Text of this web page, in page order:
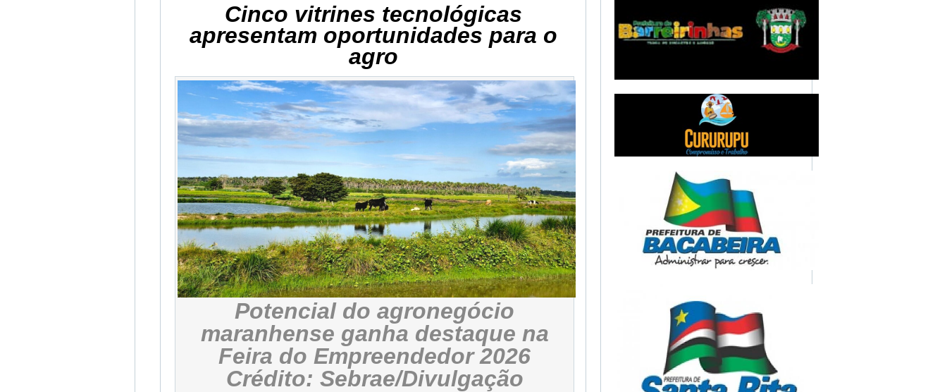
Cinco vitrines tecnológicas
apresentam oportunidades para o
agro
Potencial do agronegócio
maranhense ganha destaque na
Feira do Empreendedor 2026
Crédito: Sebrae/Divulgação